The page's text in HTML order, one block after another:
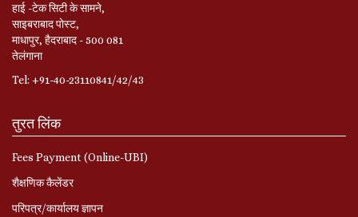
हाई -टेक सिटी के सामने,
साइबराबाद पोस्ट,
माधापुर, हैदराबाद - 500 081
तेलंगाना
Tel: +91-40-23110841/42/43
तुरत लिंक
Fees Payment (Online-UBI)
शैक्षणिक कैलेंडर
परिपत्र/कार्यालय ज्ञापन